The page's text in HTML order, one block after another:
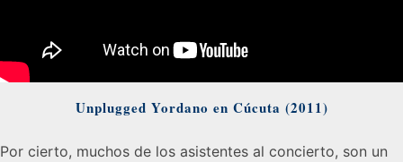
Unplugged Yordano en Cúcuta (2011)
Por cierto, muchos de los asistentes al concierto, son un